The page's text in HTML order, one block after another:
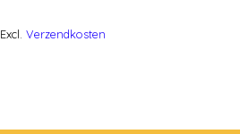
Excl. Verzendkosten